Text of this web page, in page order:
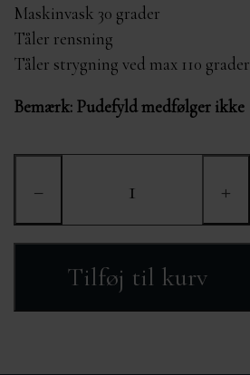
Maskinvask 30 grader
Tåler rensning
Tåler strygning ved max 110 grader
Bemærk: Pudefyld medfølger ikke
− +
Tilføj til kurv